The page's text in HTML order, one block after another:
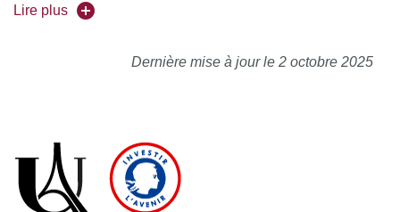
Le stage peut être réalisé en cours d’année de M1 ou de
disponibilité, de privilégier la période entre les deux
objectifs du stage doivent être en lien direct avec la
formation.
L’établissement d’une convention de stage est obligatoire
Lire plus
Dernière mise à jour le 2 octobre 2025